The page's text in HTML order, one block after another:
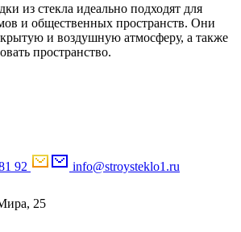
из стекла идеально подходят для
и общественных пространств. Они
и воздушную атмосферу, а также
пространство.
92 info@stroysteklo1.ru
25